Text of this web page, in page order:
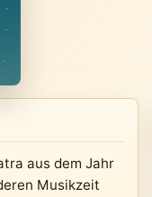
aus dem Jahr
Musikzeit